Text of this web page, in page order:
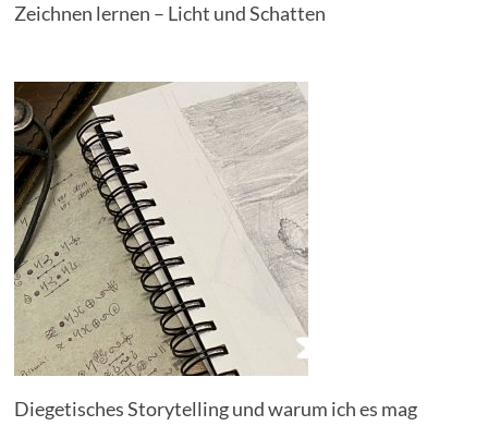
Zeichnen lernen – Licht und Schatten
Diegetisches Storytelling und warum ich es mag